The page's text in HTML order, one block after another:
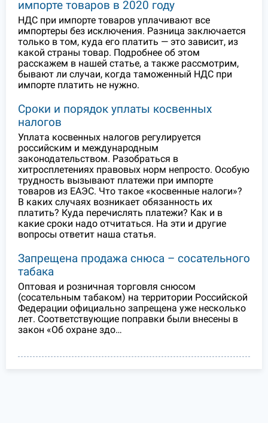
импорте товаров в 2020 году
НДС при импорте товаров уплачивают все
импортеры без исключения. Разница заключается
только в том, куда его платить — это зависит, из
какой страны товар. Подробнее об этом
расскажем в нашей статье, а также рассмотрим,
бывают ли случаи, когда таможенный НДС при
импорте платить не нужно.
Сроки и порядок уплаты косвенных
налогов
Уплата косвенных налогов регулируется
российским и международным
законодательством. Разобраться в
хитросплетениях правовых норм непросто. Особую
трудность вызывают платежи при импорте
товаров из ЕАЭС. Что такое «косвенные налоги»?
В каких случаях возникает обязанность их
платить? Куда перечислять платежи? Как и в
какие сроки надо отчитаться. На эти и другие
вопросы ответит наша статья.
Запрещена продажа снюса – сосательного
табака
Оптовая и розничная торговля снюсом
(сосательным табаком) на территории Российской
Федерации официально запрещена уже несколько
лет. Соответствующие поправки были внесены в
закон «Об охране здо…